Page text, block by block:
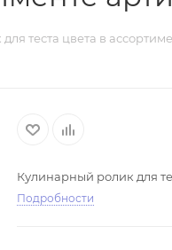
теста цвета в
Кулинарный ролик для
Подробности